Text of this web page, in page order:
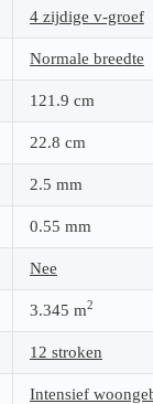
4 zijdige v-groef
Normale breedte
121.9 cm
22.8 cm
2.5 mm
0.55 mm
Nee
3.345 m2
12 stroken
Intensief